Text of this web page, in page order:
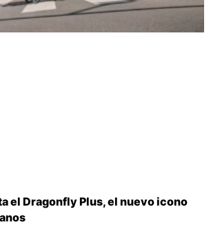
el Dragonfly Plus, el nuevo icono